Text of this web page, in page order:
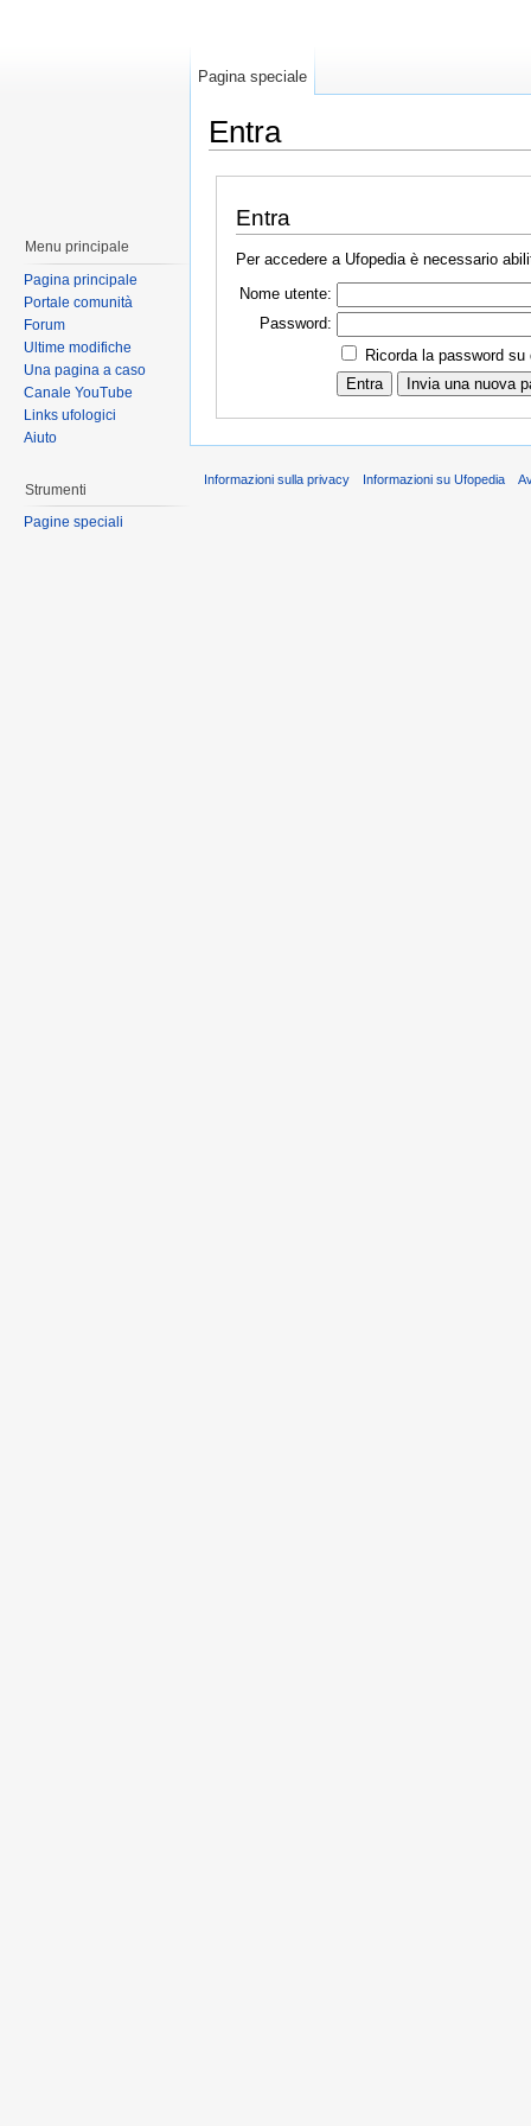
Entra
Entra
Per accedere a Ufopedia è necessario
Nome utente:
Password:
Ricorda la password
Pagina speciale
Menu principale
Pagina principale
Portale comunità
Forum
Ultime modifiche
Una pagina a caso
Canale YouTube
Links ufologici
Aiuto
Strumenti
Pagine speciali
Informazioni sulla privacy Informazioni su Ufopedia